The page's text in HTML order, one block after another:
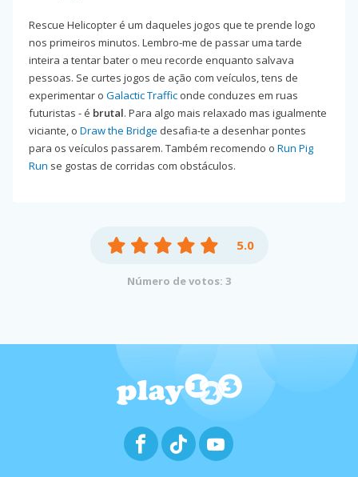
Rescue Helicopter é um daqueles jogos que te prende logo
nos primeiros minutos. Lembro-me de passar uma tarde
inteira a tentar bater o meu recorde enquanto salvava
pessoas. Se curtes jogos de ação com veículos, tens de
experimentar o Galactic Traffic onde conduzes em ruas
futuristas - é brutal. Para algo mais relaxado mas igualmente
viciante, o Draw the Bridge desafia-te a desenhar pontes
para os veículos passarem. Também recomendo o Run Pig
Run se gostas de corridas com obstáculos.
5.0
Número de votos: 3